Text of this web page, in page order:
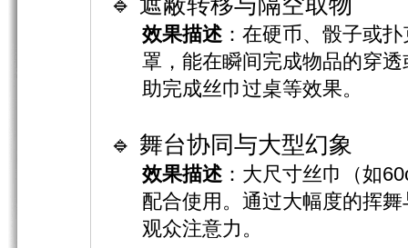
效果描述：在硬币、骰子或
罩，能在瞬间完成物品的穿
助完成丝巾过桌等效果。
🔹 舞台协同与大型幻象
效果描述：大尺寸丝巾（如
配合使用。通过大幅度的挥
观众注意力。